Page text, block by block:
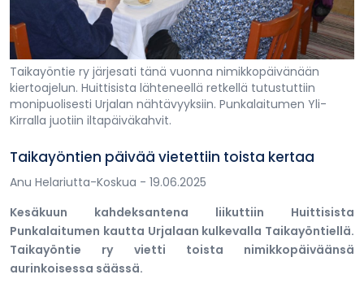
Taikayöntie ry järjesati tänä vuonna nimikkopäivänään
kiertoajelun. Huittisista lähteneellä retkellä tutustuttiin
monipuolisesti Urjalan nähtävyyksiin. Punkalaitumen Yli-
Kirralla juotiin iltapäiväkahvit.
Taikayöntien päivää vietettiin toista kertaa
Anu Helariutta-Koskua - 19.06.2025
Kesäkuun kahdeksantena liikuttiin Huittisista
Punkalaitumen kautta Urjalaan kulkevalla Taikayöntiellä.
Taikayöntie ry vietti toista nimikkopäiväänsä
aurinkoisessa säässä.